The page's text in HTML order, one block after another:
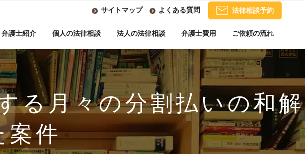
サイトマップ よくある質問 法律相談予約
弁護士紹介 個人の法律相談 法人の法律相談 弁護士費用 ご依頼の流れ
る月々の分割払いの和解
案件